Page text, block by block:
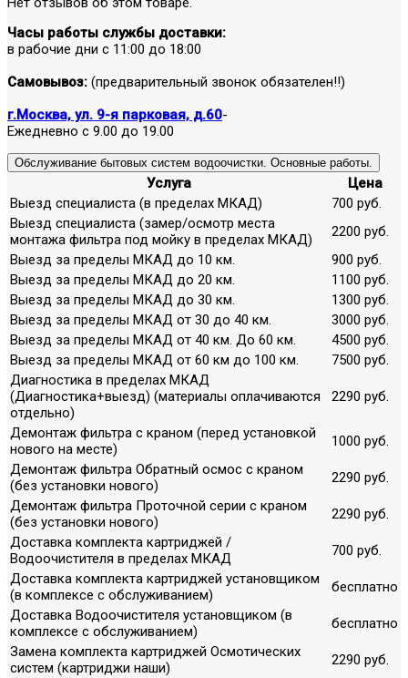
Часы работы службы доставки:
в рабочие дни с 11:00 до 18:00
Самовывоз: (предварительный звонок обязателен!!)
г.Москва, ул. 9-я парковая, д.60-
Ежедневно с 9.00 до 19.00
Обслуживание бытовых систем водоочистки. Основные работы.
Услуга
Цена
Выезд специалиста (в пределах МКАД)
700 руб.
Выезд специалиста (замер/осмотр места
монтажа фильтра под мойку в пределах МКАД)
2200 руб.
Выезд за пределы МКАД до 10 км.
900 руб.
Выезд за пределы МКАД до 20 км.
1100 руб.
Выезд за пределы МКАД до 30 км.
1300 руб.
Выезд за пределы МКАД от 30 до 40 км.
3000 руб.
Выезд за пределы МКАД от 40 км. До 60 км.
4500 руб.
Выезд за пределы МКАД от 60 км до 100 км.
7500 руб.
Диагностика в пределах МКАД
(Диагностика+выезд) (материалы оплачиваются
отдельно)
2290 руб.
Демонтаж фильтра с краном (перед установкой
нового на месте)
1000 руб.
Демонтаж фильтра Обратный осмос с краном
(без установки нового)
2290 руб.
Демонтаж фильтра Проточной серии с краном
(без установки нового)
2290 руб.
Доставка комплекта картриджей /
Водоочистителя в пределах МКАД
700 руб.
Доставка комплекта картриджей установщиком
(в комплексе с обслуживанием)
бесплатно
Доставка Водоочистителя установщиком (в
комплексе с обслуживанием)
бесплатно
Замена комплекта картриджей Осмотических
систем (картриджи наши)
2290 руб.